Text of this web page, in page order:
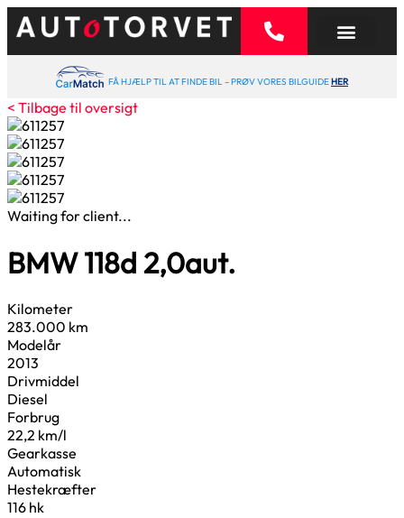
FÅ HJÆLP TIL AT FINDE BIL – PRØV VORES BILGUIDEHER
< Tilbage til oversigt
Waiting for client...
BMW 118d 2,0aut.
Kilometer
283.000 km
Modelår
2013
Drivmiddel
Diesel
Forbrug
22,2 km/l
Gearkasse
Automatisk
Hestekræfter
116 hk